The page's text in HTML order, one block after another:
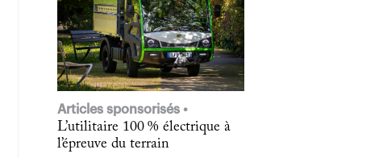
Articles sponsorisés
L’utilitaire 100 % électrique à
l’épreuve du terrain